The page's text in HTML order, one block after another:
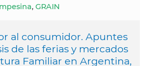
, GRAIN
al consumidor. Apuntes
de las ferias y mercados
Familiar en Argentina,